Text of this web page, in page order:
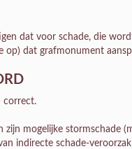
dat voor schade, die
op) dat grafmonument
correct.
zijn mogelijke stormschade
indirecte schade-